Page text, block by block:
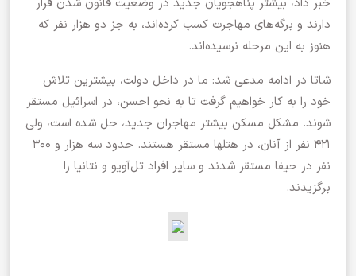
دارند و برگه‌های مهاجرت کسب کرده‌اند، به جز دو هزار نفر که
هنوز به این مرحله نرسیده‌اند.
شاتا در ادامه مدعی شد: ما در داخل دولت، بیشترین تلاش
خود را به کار خواهیم گرفت تا به نحو احسن، در اسرائیل مستقر
شوند. مشکل مسکن بیشتر مهاجران جدید، حل شده است، ولی
۴۲۱ نفر از آنان، در هتلها مستقر هستند. حدود سه هزار و ۳۰۰
نفر در حیفا مستقر شدند و سایر افراد تل‌آویو و نتانیا را
برگزیدند.